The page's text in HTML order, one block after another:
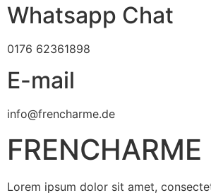
Whatsapp Chat
0176 62361898
E-mail
info@frencharme.de
FRENCHARME
Lorem ipsum dolor sit amet,